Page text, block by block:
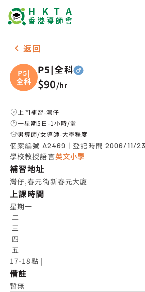
男-1名 P5|全科，灣仔 補習推介
返回
P5|
全科
P5|全科
$90/hr
上門補習-灣仔
一星期5日-1小時/堂
男導師/女導師-大學程度
個案編號 A2469 ｜登記時間 2006/11/23
學校教授語言英文小學
補習地址
灣仔,春元街新春元大廈
上課時間
星期一
二
五
17-18點 |
備註
暫無